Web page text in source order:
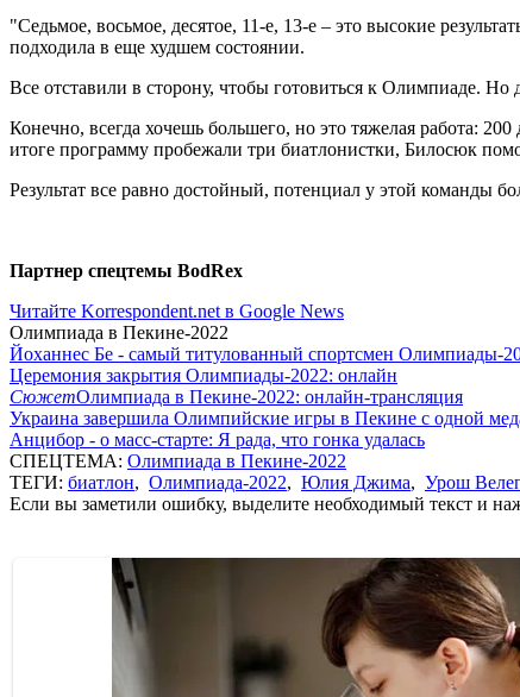
"Седьмое, восьмое, десятое, 11-е, 13-е – это высокие
подходила в еще худшем состоянии.
Все отставили в сторону, чтобы готовиться к Олимпиаде.
Конечно, всегда хочешь большего, но это тяжелая работа:
итоге программу пробежали три биатлонистки, Билосюк
Результат все равно достойный, потенциал у этой команды
Партнер спецтемы BodRex
Читайте Korrespondent.net в Google News
Олимпиада в Пекине-2022
Йоханнес Бе - самый титулованный спортсмен Олимпиады-
Церемония закрытия Олимпиады-2022: онлайн
СюжетОлимпиада в Пекине-2022: онлайн-трансляция
Украина завершила Олимпийские игры в Пекине с одной
Анцибор - о масс-старте: Я рада, что гонка удалась
СПЕЦТЕМА: Олимпиада в Пекине-2022
ТЕГИ: биатлон, Олимпиада-2022, Юлия Джима, Урош
Если вы заметили ошибку, выделите необходимый текст и